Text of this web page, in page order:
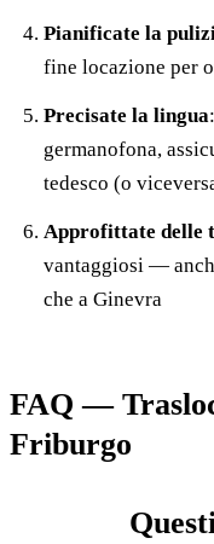
Pianificate la
fine locazione per
Precisate la lingua
germanofona,
tedesco (o
Approfittate delle
vantaggiosi —
che a Ginevra
FAQ —
Friburgo